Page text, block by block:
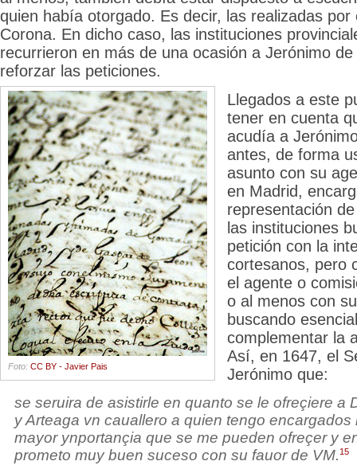
quien había otorgado. Es decir, las realizadas por
Corona. En dicho caso, las instituciones
recurrieron en más de una ocasión a Jerónimo
reforzar las peticiones.
Foto: CC BY - Javier Pais
Llegados a este
tener en cuenta
acudía a
antes, de forma
asunto con su
en Madrid,
representación
las instituciones
petición con la
cortesanos, pero
el agente o
o al menos con
buscando
complementar la
Así, en 1647, el
Jerónimo que:
se seruira de asistirle en quanto se le ofreçiere a
y Arteaga vn cauallero a quien tengo
mayor ynportançia que se me pueden ofreçer y
prometo muy buen suceso con su fauor de VM. 15